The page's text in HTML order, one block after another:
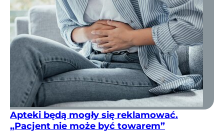
Apteki będą mogły się reklamować.
„Pacjent nie może być towarem”